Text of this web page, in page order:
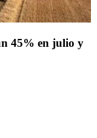
45% en julio y